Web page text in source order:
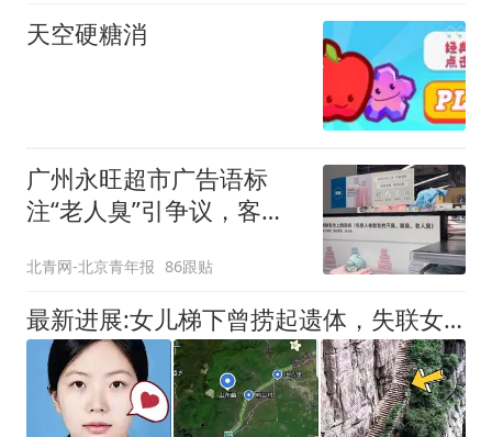
天空硬糖消
广州永旺超市广告语标
注“老人臭”引争议，客服
北青网-北京青年报 86跟贴
最新进展:女儿梯下曾捞起遗体，失联女孩最后信号为何指向居民区